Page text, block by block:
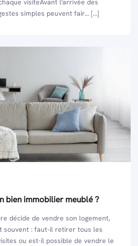
simples peuvent fair... [...]
bien immobilier meublé ?
décide de vendre son logement,
souvent : faut-il retirer tous les
ou est-il possible de vendre le